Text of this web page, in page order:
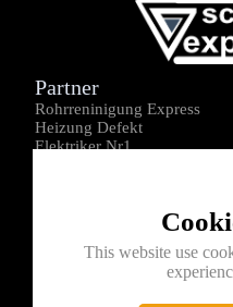
This website use
Partner
Rohrreninigung Express
Heizung Defekt
Elektriker Nr1
Kontakt